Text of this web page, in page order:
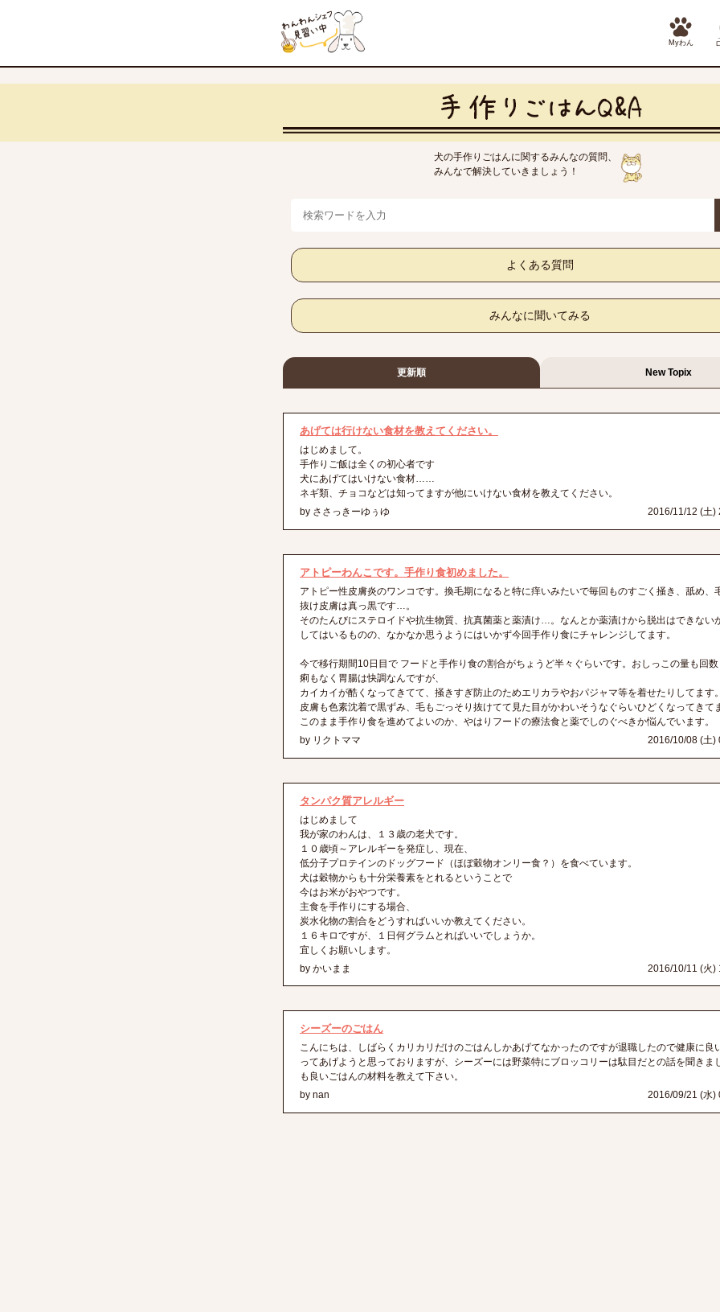
Myわん
犬の手作りごはんに関するみんなの質問、
みんなで解決していきましょう！
よくある質問
みんなに聞いてみる
更新順 New Topix
あげては行けない食材を教えてください。
はじめまして。
手作りご飯は全くの初心者です
犬にあげてはいけない食材……
ネギ類、チョコなどは知ってますが他にいけない食材を教えてください。
by ささっきーゆぅゆ
2016/11/12 (土)
アトピーわんこです。手作り食初めました。
アトピー性皮膚炎のワンコです。換毛期になると特に痒いみたいで毎回ものすごく掻き、舐め、
抜け皮膚は真っ黒です…。
そのたんびにステロイドや抗生物質、抗真菌薬と薬漬け…。なんとか薬漬けから脱出はできない
してはいるものの、なかなか思うようにはいかず今回手作り食にチャレンジしてます。
今で移行期間10日目で フードと手作り食の割合がちょうど半々ぐらいです。おしっこの量も回
痢もなく胃腸は快調なんですが、
カイカイが酷くなってきてて、掻きすぎ防止のためエリカラやおパジャマ等を着せたりしてます。
皮膚も色素沈着で黒ずみ、毛もごっそり抜けてて見た目がかわいそうなぐらいひどくなってきて
このまま手作り食を進めてよいのか、やはりフードの療法食と薬でしのぐべきか悩んでいます。
by リクトママ
2016/10/08 (土)
タンパク質アレルギー
はじめまして
我が家のわんは、１３歳の老犬です。
１０歳頃～アレルギーを発症し、現在、
低分子プロテインのドッグフード（ほぼ穀物オンリー食？）を食べています。
犬は穀物からも十分栄養素をとれるということで
今はお米がおやつです。
主食を手作りにする場合、
炭水化物の割合をどうすればいいか教えてください。
１６キロですが、１日何グラムとればいいでしょうか。
宜しくお願いします。
by かいまま
2016/10/11 (火)
シーズーのごはん
こんにちは、しばらくカリカリだけのごはんしかあげてなかったのですが退職したので健康に良
ってあげようと思っておりますが、シーズーには野菜特にブロッコリーは駄目だとの話を聞きま
も良いごはんの材料を教えて下さい。
by nan
2016/09/21 (水)